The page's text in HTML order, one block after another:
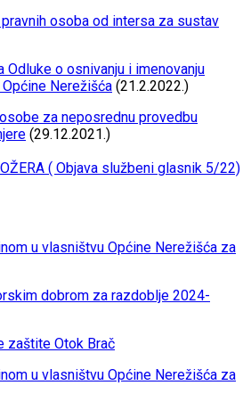
osoba od intersa za sustav
Odluke o osnivanju i imenovanju
Nerežišća (21.2.2022.)
za neposrednu provedbu
(29.12.2021.)
( Objava službeni glasnik 5/22)
u vlasništvu Općine Nerežišća za
dobrom za razdoblje 2024-
zaštite Otok Brač
u vlasništvu Općine Nerežišća za